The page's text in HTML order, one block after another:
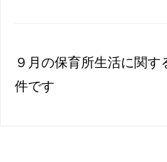
９月の保育所生活に関す
件です